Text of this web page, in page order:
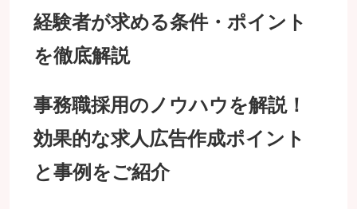
経験者が求める条件・ポイント
を徹底解説
事務職採用のノウハウを解説！
効果的な求人広告作成ポイント
と事例をご紹介